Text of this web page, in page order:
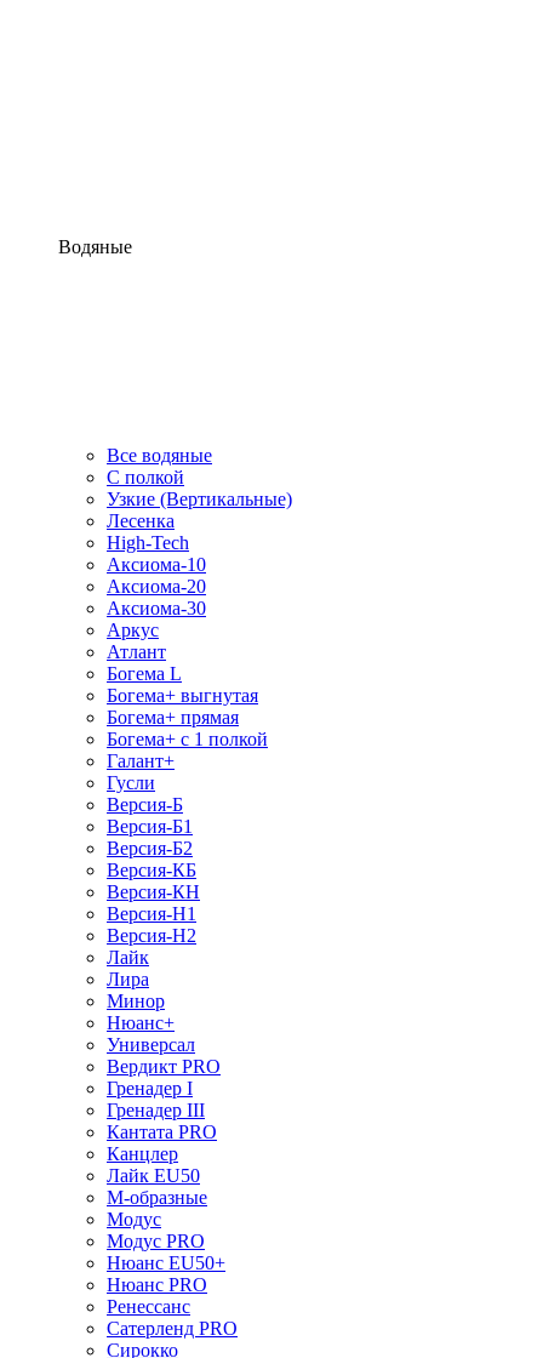
Водяные
Все водяные
С полкой
Узкие (Вертикальные)
Лесенка
High-Tech
Аксиома-10
Аксиома-20
Аксиома-30
Аркус
Атлант
Богема L
Богема+ выгнутая
Богема+ прямая
Богема+ с 1 полкой
Галант+
Гусли
Версия-Б
Версия-Б1
Версия-Б2
Версия-КБ
Версия-КН
Версия-Н1
Версия-Н2
Лайк
Лира
Минор
Нюанс+
Универсал
Вердикт PRO
Гренадер I
Гренадер III
Кантата PRO
Канцлер
Лайк EU50
М-образные
Модус
Модус PRO
Нюанс EU50+
Нюанс PRO
Ренессанс
Сатерленд PRO
Сирокко